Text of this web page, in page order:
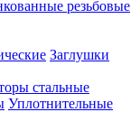
резьбовые
Заглушки
стальные
Уплотнительные